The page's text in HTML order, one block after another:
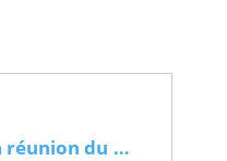
procès-verbal de la réunion du conseil municipal du 24 juin 2025